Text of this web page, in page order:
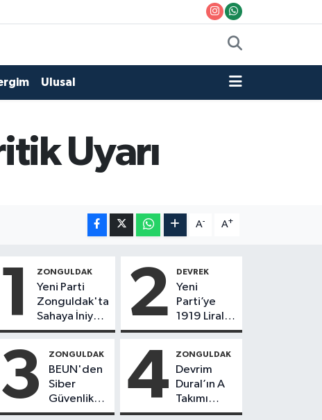
Ulusal
Uyarı
A- A+
1 ZONGULDAK
Yeni Parti
Zonguldak'ta
Sahaya İniyor!
8 İlçede
Başkanlar
Göreve
Başladı
2 DEVREK
Yeni
Parti’ye
1919 Liralık
“Kurtuluş”
3 ZONGULDAK
BEUN'den
Siber
Güvenlik
Hamlesi
4 ZONGULDAK
Devrim
Dural’ın A
Takımı
Göreve